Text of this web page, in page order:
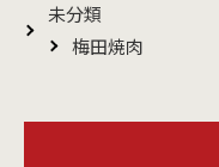
未分類
梅田焼肉